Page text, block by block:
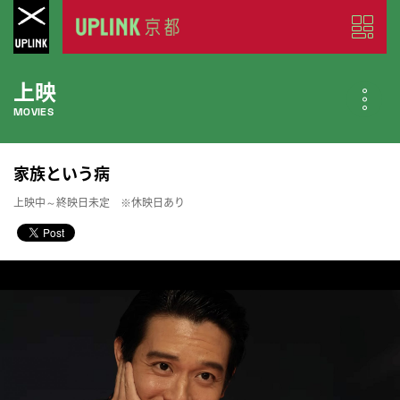
上映
MOVIES
公開中の作品
近日公開の作品
今月のスケジュール
家族という病
上映中～終映日未定 ※休映日あり